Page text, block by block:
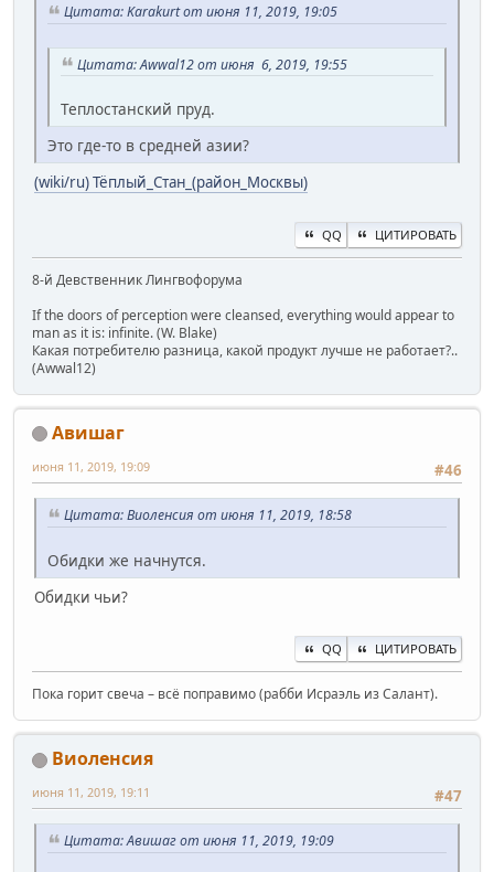
Цитата: Karakurt от июня 11, 2019, 19:05
Цитата: Awwal12 от июня 6, 2019, 19:55
Теплостанский пруд.
Это где-то в средней азии?
(wiki/ru) Тёплый_Стан_(район_Москвы)
QQ ЦИТИРОВАТЬ
8-й Девственник Лингвофорума
If the doors of perception were cleansed, everything would appear to
man as it is: infinite. (W. Blake)
Какая потребителю разница, какой продукт лучше не работает?..
(Awwal12)
Авишаг
#46
июня 11, 2019, 19:09
Цитата: Виоленсия от июня 11, 2019, 18:58
Обидки же начнутся.
Обидки чьи?
QQ ЦИТИРОВАТЬ
Пока горит свеча – всё поправимо (рабби Исраэль из Салант).
Виоленсия
#47
июня 11, 2019, 19:11
Цитата: Авишаг от июня 11, 2019, 19:09